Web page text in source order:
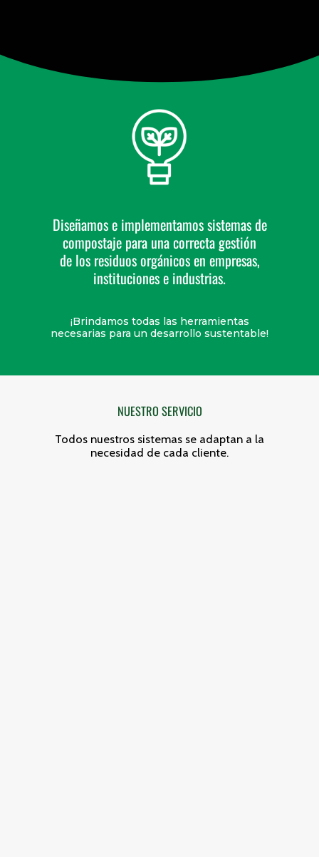
Diseñamos e implementamos sistemas de
compostaje para una correcta gestión
de los residuos orgánicos en empresas,
instituciones e industrias.
¡Brindamos todas las herramientas
necesarias para un desarrollo sustentable!
NUESTRO SERVICIO
Todos nuestros sistemas se adaptan a la
necesidad de cada cliente.